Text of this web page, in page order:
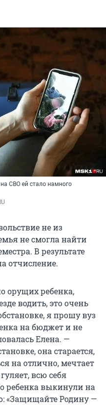
СВО ей стало намного
не из
не смогла найти
В результате
отчисление.
орущих ребенка,
водить, это очень
я прошу вуз
на бюджет и не
Елена. —
она старается,
на отлично, мечтает
всю себя
ребенка выкинули на
«Защищайте Родину —